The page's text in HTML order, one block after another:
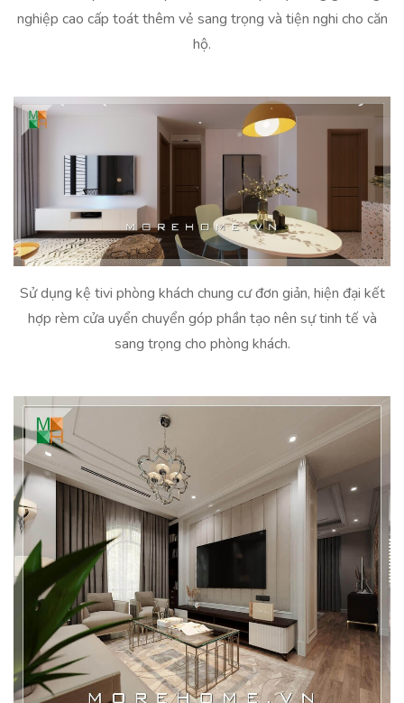
nghiệp cao cấp toát thêm vẻ sang trọng và tiện nghi cho căn
hộ.
Sử dụng kệ tivi phòng khách chung cư đơn giản, hiện đại kết
hợp rèm cửa uyển chuyển góp phần tạo nên sự tinh tế và
sang trọng cho phòng khách.